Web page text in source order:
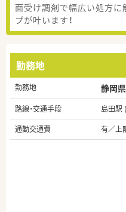
面受け調剤で幅広い処方に
プが叶います！
勤務地
勤務地 静岡
路線・交通手段
島田駅
通勤交通費
有／